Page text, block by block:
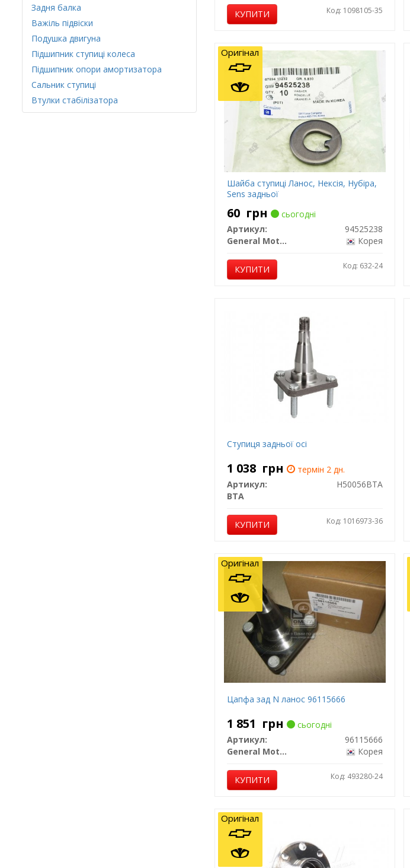
Задня балка
Важіль підвіски
Подушка двигуна
Підшипник ступиці колеса
Підшипник опори амортизатора
Сальник ступиці
Втулки стабілізатора
КУПИТИ Код: 1098105-35
Шайба ступиці Ланос, Нексія, Нубіра,
Sens задньої
60 грн
сьогодні
Артикул:
94525238
General Motors
Корея
КУПИТИ Код: 632-24
Оригінал
Ступиця задньої осі
1 038 грн
термін 2 дн.
Артикул:
H50056BTA
BTA
КУПИТИ Код: 1016973-36
Цапфа зад N ланос 96115666
1 851 грн
сьогодні
Артикул:
96115666
General Motors
Корея
КУПИТИ Код: 493280-24
Оригінал
Оригінал